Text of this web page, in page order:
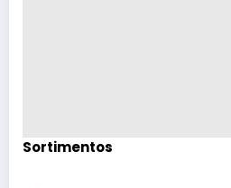
Sortimentos